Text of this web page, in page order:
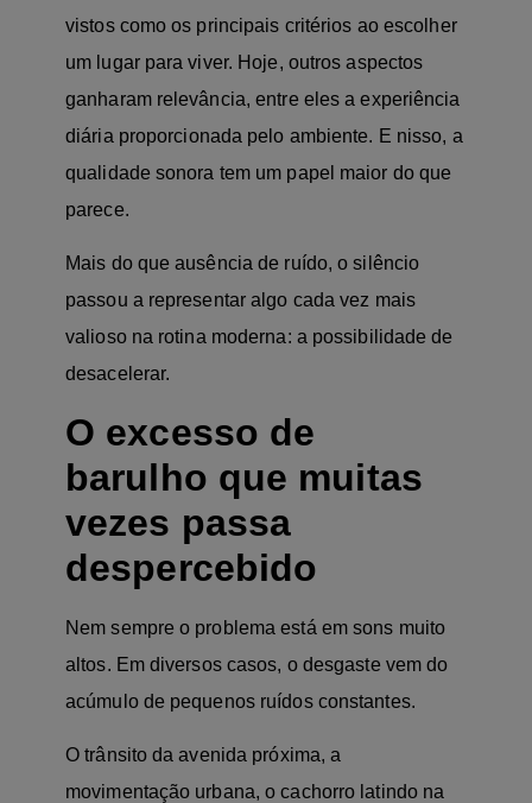
vistos como os principais critérios ao escolher
um lugar para viver. Hoje, outros aspectos
ganharam relevância, entre eles a experiência
diária proporcionada pelo ambiente. E nisso, a
qualidade sonora tem um papel maior do que
parece.
Mais do que ausência de ruído, o silêncio
passou a representar algo cada vez mais
valioso na rotina moderna: a possibilidade de
desacelerar.
O excesso de
barulho que muitas
vezes passa
despercebido
Nem sempre o problema está em sons muito
altos. Em diversos casos, o desgaste vem do
acúmulo de pequenos ruídos constantes.
O trânsito da avenida próxima, a
movimentação urbana, o cachorro latindo na